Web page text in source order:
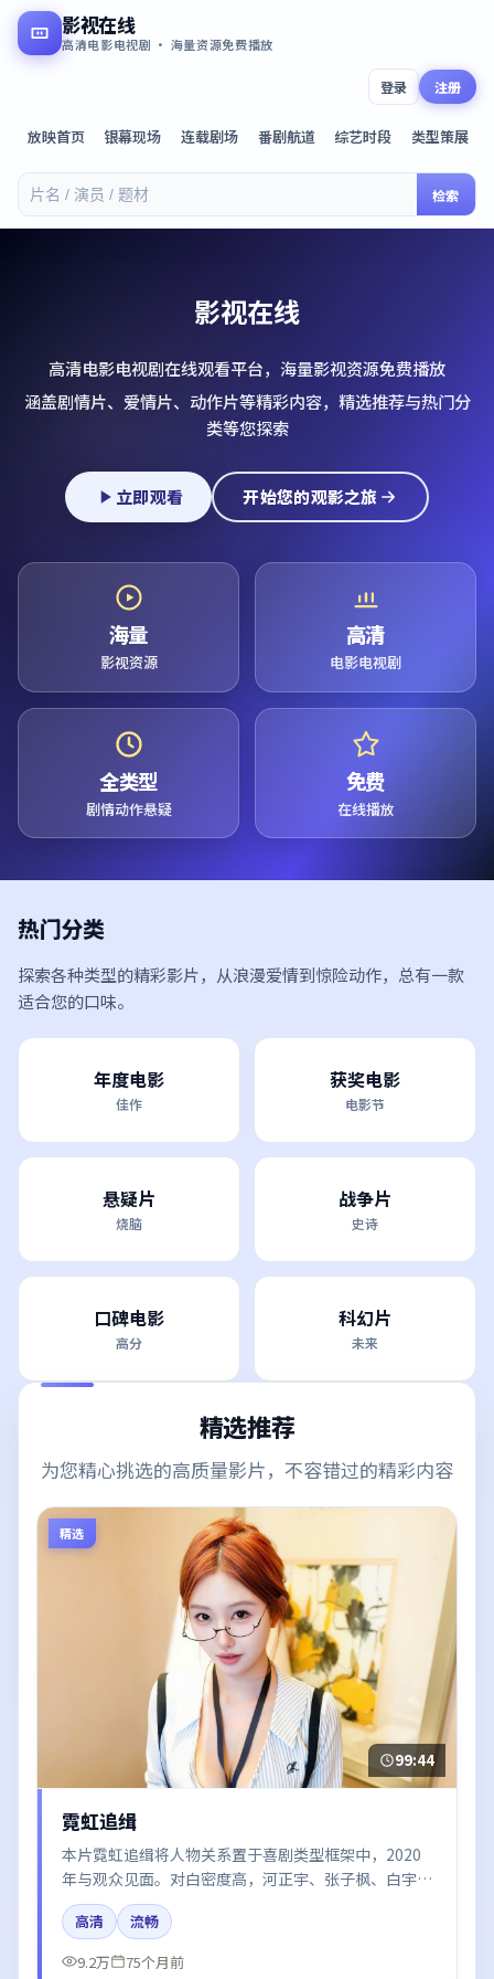
影视在线
高清电影电视剧 · 海量资源免费播放
放映首页 银幕现场 连载剧场 番剧航道 综艺时段 类型策展
检索
登录 注册
影视在线
高清电影电视剧在线观看平台，海量影视资源免费播放
涵盖剧情片、爱情片、动作片等精彩内容，精选推荐与热门分
类等您探索
立即观看 开始您的观影之旅
海量
影视资源
高清
电影电视剧
全类型
剧情动作悬疑
免费
在线播放
热门分类
探索各种类型的精彩影片，从浪漫爱情到惊险动作，总有一款
适合您的口味。
年度电影
佳作
获奖电影
电影节
悬疑片
烧脑
战争片
史诗
口碑电影
高分
科幻片
未来
精选推荐
为您精心挑选的高质量影片，不容错过的精彩内容
精选
99:44
霓虹追缉
本片霓虹追缉将人物关系置于喜剧类型框架中，2020
年与观众见面。对白密度高，河正宇、张子枫、白宇的
台词节奏值得关注；整体气质偏法国都市与冷色调摄
影。
高清
流畅
9.2万
75个月前